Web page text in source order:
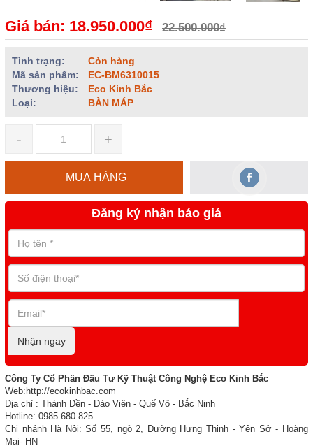
Giá bán: 18.950.000₫ 22.500.000₫
Tình trạng:
Còn hàng
Mã sản phẩm:
EC-BM6310015
Thương hiệu:
Eco Kinh Bắc
Loại:
BÀN MÁP
- +
MUA HÀNG
Đăng ký nhận báo giá
Nhận ngay
Công Ty Cổ Phần Đầu Tư Kỹ Thuật Công Nghệ Eco Kinh Bắc
Web:http://ecokinhbac.com
Địa chỉ : Thành Dền - Đào Viên - Quế Võ - Bắc Ninh
Hotline: 0985.680.825
Chi nhánh Hà Nội: Số 55, ngõ 2, Đường Hưng Thịnh - Yên Sở - Hoàng
Mai- HN